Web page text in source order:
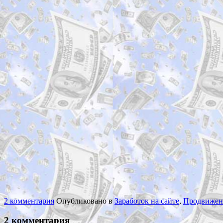
2 комментария Опубликовано в Заработок на сайте,
2 комментария